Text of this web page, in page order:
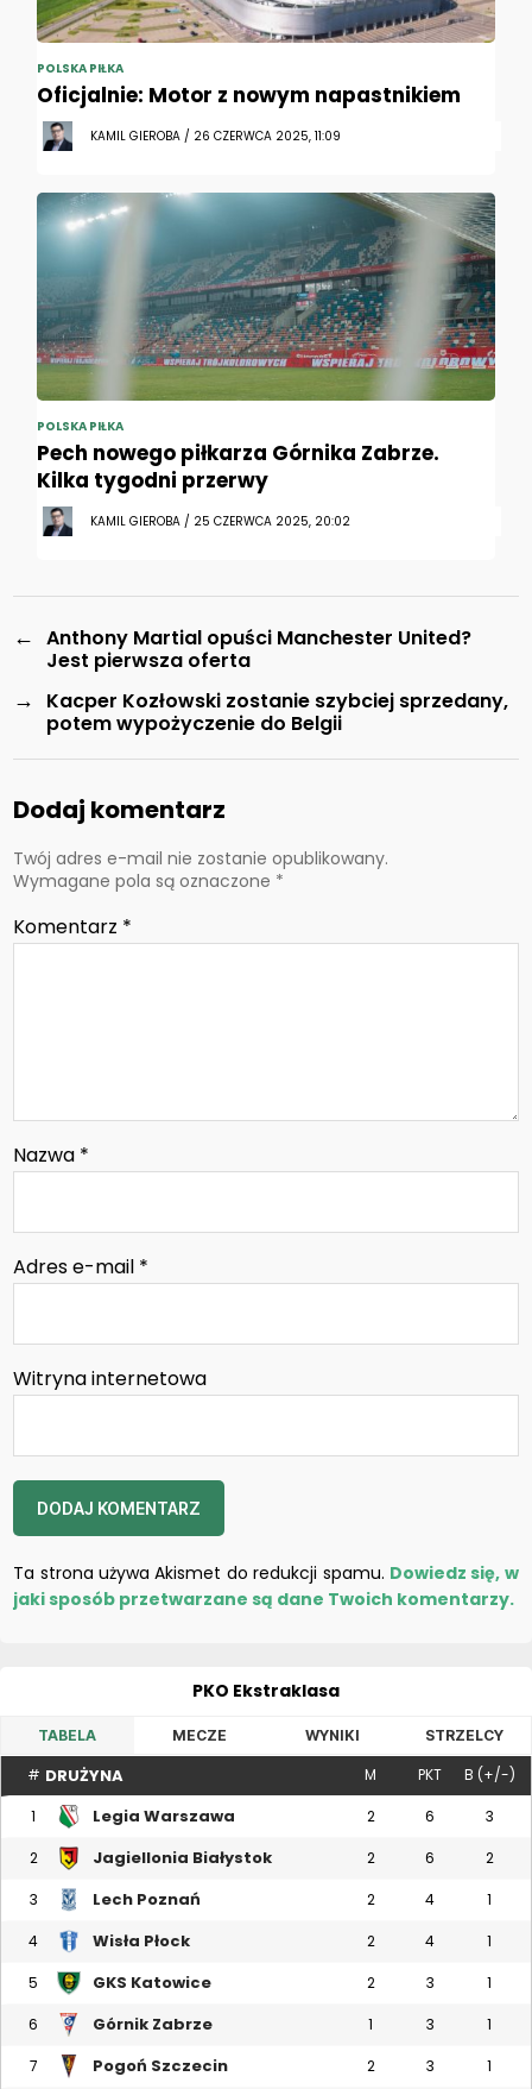
POLSKA PIŁKA
Oficjalnie: Motor z nowym napastnikiem
KAMIL GIEROBA / 26 CZERWCA 2025, 11:09
POLSKA PIŁKA
Pech nowego piłkarza Górnika Zabrze.
Kilka tygodni przerwy
KAMIL GIEROBA / 25 CZERWCA 2025, 20:02
← Anthony Martial opuści Manchester United?
Jest pierwsza oferta
→
Kacper Kozłowski zostanie szybciej sprzedany,
potem wypożyczenie do Belgii
Dodaj komentarz
Twój adres e-mail nie zostanie opublikowany.
Wymagane pola są oznaczone *
Komentarz *
Nazwa *
Adres e-mail *
Witryna internetowa
Ta strona używa Akismet do redukcji spamu. Dowiedz się, w
jaki sposób przetwarzane są dane Twoich komentarzy.
PKO Ekstraklasa
TABELA MECZE WYNIKI STRZELCY
# DRUŻYNA M PKT B (+/-)
1 Legia Warszawa 2 6 3
2 Jagiellonia Białystok 2 6 2
3 Lech Poznań 2 4 1
4 Wisła Płock 2 4 1
5 GKS Katowice 2 3 1
6 Górnik Zabrze 1 3 1
7 Pogoń Szczecin 2 3 1